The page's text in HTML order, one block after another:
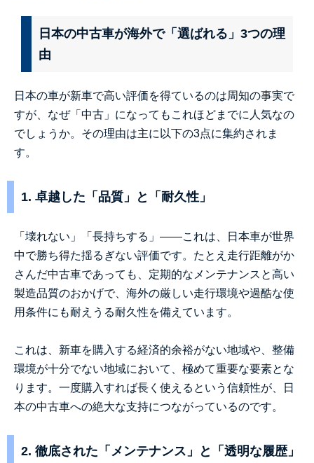
日本の中古車が海外で「選ばれる」3つの理
由
日本の車が新車で高い評価を得ているのは周知の事実で
すが、なぜ「中古」になってもこれほどまでに人気なの
でしょうか。その理由は主に以下の3点に集約されま
す。
1. 卓越した「品質」と「耐久性」
「壊れない」「長持ちする」――これは、日本車が世界
中で勝ち得た揺るぎない評価です。たとえ走行距離がか
さんだ中古車であっても、定期的なメンテナンスと高い
製造品質のおかげで、海外の厳しい走行環境や過酷な使
用条件にも耐えうる耐久性を備えています。
これは、新車を購入する経済的余裕がない地域や、整備
環境が十分でない地域において、極めて重要な要素とな
ります。一度購入すれば長く使えるという信頼性が、日
本の中古車への絶大な支持につながっているのです。
2. 徹底された「メンテナンス」と「透明な履歴」